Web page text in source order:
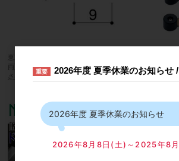
東京萬株式会社 シリコンタイトNo808
両面テープ付 メートル単位 巾9mm×高
さ4.5mm【ホワイト/ブラック/ブラウ
イン/アンバ
重要 2026年度 夏季休業のお知らせ
2026年度 夏季休業のお知らせ
2026年8月8日(土)～2025年8月